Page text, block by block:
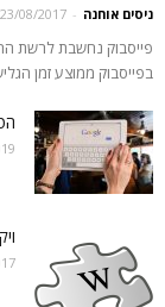
ניסים אוחנה -
23/08/2017
פייסבוק נחשבת לרשת
בפייסבוק ממוצע זמן